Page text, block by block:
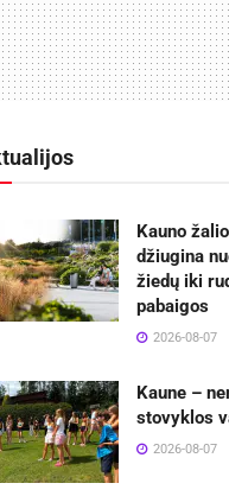
Kauno
džiugina
žiedų iki
pabaigos
2026-08-07
Kaune –
stovyklos
2026-08-07